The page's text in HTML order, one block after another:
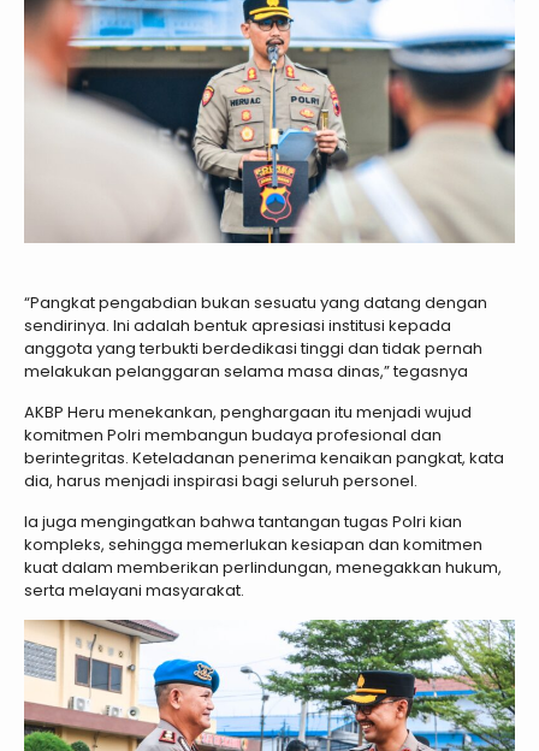
“Pangkat pengabdian bukan sesuatu yang datang dengan
sendirinya. Ini adalah bentuk apresiasi institusi kepada
anggota yang terbukti berdedikasi tinggi dan tidak pernah
melakukan pelanggaran selama masa dinas,” tegasnya
AKBP Heru menekankan, penghargaan itu menjadi wujud
komitmen Polri membangun budaya profesional dan
berintegritas. Keteladanan penerima kenaikan pangkat, kata
dia, harus menjadi inspirasi bagi seluruh personel.
Ia juga mengingatkan bahwa tantangan tugas Polri kian
kompleks, sehingga memerlukan kesiapan dan komitmen
kuat dalam memberikan perlindungan, menegakkan hukum,
serta melayani masyarakat.